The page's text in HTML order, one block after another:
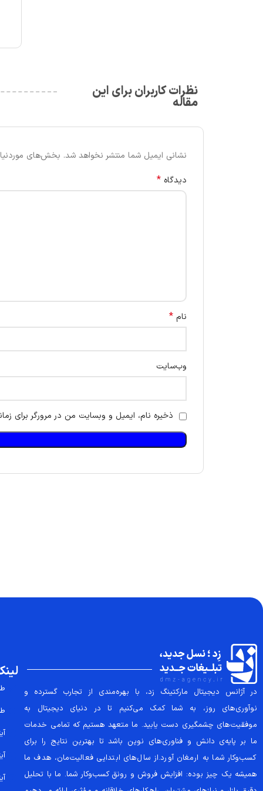
نظرات کاربران برای این
مقاله
نشانی ایمیل شما منتشر نخواهد شد. بخش‌های
دیدگاه *
نام *
وب‌سایت
ذخیره نام، ایمیل و وبسایت من در مرورگر برای
در آژانس دیجیتال مارکتینگ زد، با بهره‌مندی از تجارب گسترده و
نوآوری‌های روز، به شما کمک می‌کنیم تا در دنیای دیجیتال به
موفقیت‌های چشمگیری دست یابید. ما متعهد هستیم که تمامی خدمات
ما بر پایه‌ی دانش و فناوری‌های نوین باشد تا بهترین نتایج را برای
کسب‌وکار شما به ارمغان آورد.از سال‌های ابتدایی فعالیت‌مان، هدف ما
همیشه یک چیز بوده: افزایش فروش و رونق کسب‌وکار شما. ما با تحلیل